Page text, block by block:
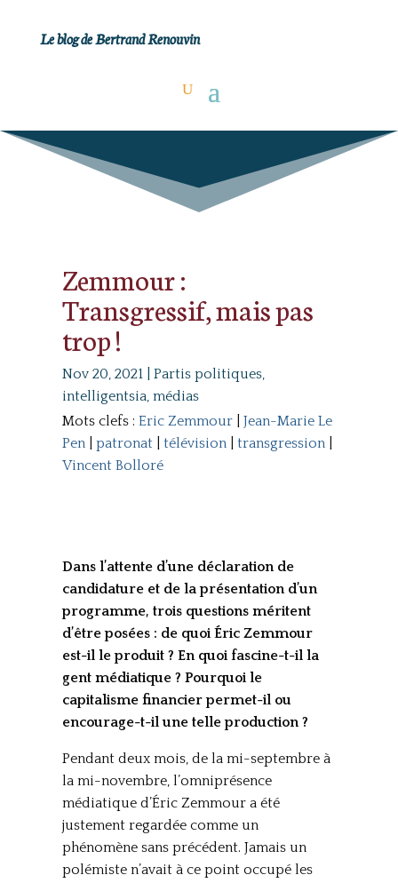
Le blog de Bertrand Renouvin
Zemmour :
Transgressif, mais pas
trop !
Nov 20, 2021| Partis politiques,
intelligentsia, médias
Mots clefs : Eric Zemmour| Jean-Marie Le
Pen| patronat| télévision| transgression|
Vincent Bolloré
Dans l’attente d’une déclaration de
candidature et de la présentation d’un
programme, trois questions méritent
d’être posées : de quoi Éric Zemmour
est-il le produit ? En quoi fascine-t-il la
gent médiatique ? Pourquoi le
capitalisme financier permet-il ou
encourage-t-il une telle production ?
Pendant deux mois, de la mi-septembre à
la mi-novembre, l’omniprésence
médiatique d’Éric Zemmour a été
justement regardée comme un
phénomène sans précédent. Jamais un
polémiste n’avait à ce point occupé les